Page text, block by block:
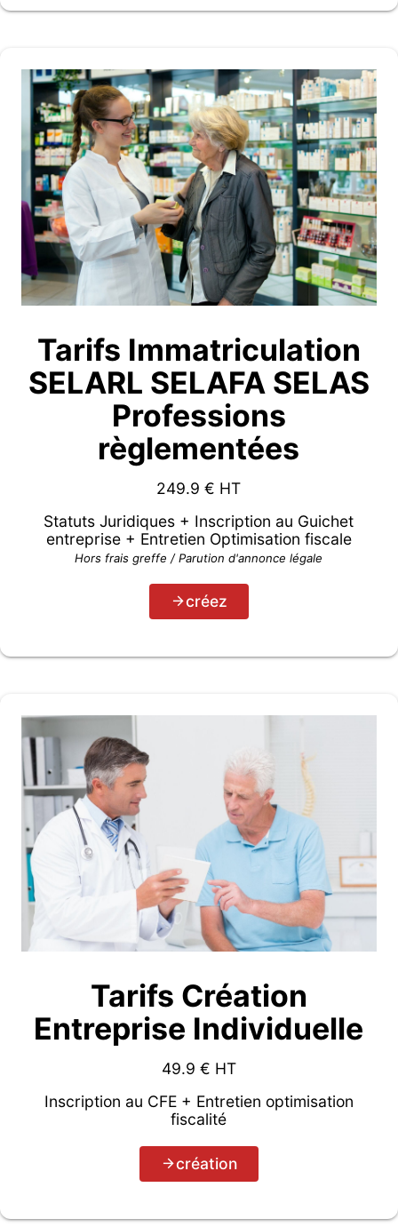
Tarifs Immatriculation
SELARL SELAFA SELAS
Professions
règlementées
249.9 € HT
Statuts Juridiques + Inscription au Guichet
entreprise + Entretien Optimisation fiscale
Hors frais greffe / Parution d'annonce légale
créez
Tarifs Création
Entreprise Individuelle
49.9 € HT
Inscription au CFE + Entretien optimisation
fiscalité
création